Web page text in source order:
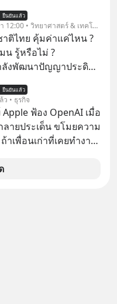
ค่าธรรมเนียมซื้อ |
นไป ฟรีค่าธรรมเนียม
ยืนยันแล้ว
เมื่อวาน เวลา 12:00 • วิทยาศาสตร์ & เทคโนโลยี
ติไทย คุ้มค่าแค่ไหน ?
น รู้หรือไม่ ?
ลังพัฒนาปัญญาประดิษฐ์
เข้าใจภาษาไทย และ
ไทยได้เป็นอย่างดี
งมือพัฒนา AI ของ
ใช้จริง จะเกิดอะไรขึ้น
กิจไทย และเศรษฐกิจ
ยืนยันแล้ว
• ธุรกิจ
ฟ้อง OpenAI เมื่อ
ายประเด็น ขโมยความ
าเพื่อนเก่าที่เคยทำงาน
ไว้ ตอนยังอยู่บริษัท